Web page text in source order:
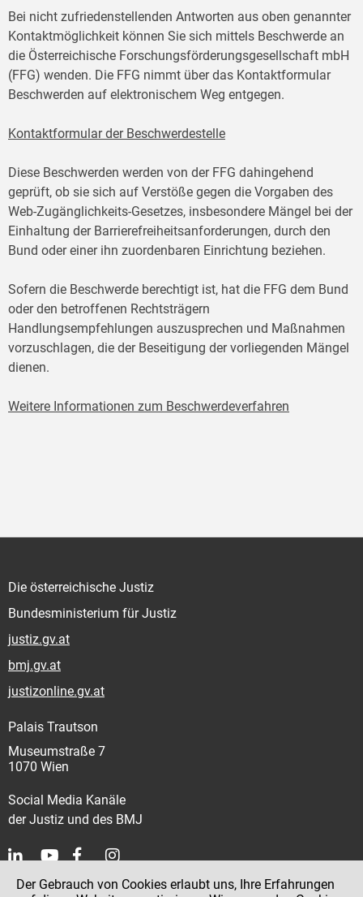
Bei nicht zufriedenstellenden Antworten aus oben genannter
Kontaktmöglichkeit können Sie sich mittels Beschwerde an
die Österreichische Forschungsförderungsgesellschaft mbH
(FFG) wenden. Die FFG nimmt über das Kontaktformular
Beschwerden auf elektronischem Weg entgegen.
Kontaktformular der Beschwerdestelle
Diese Beschwerden werden von der FFG dahingehend
geprüft, ob sie sich auf Verstöße gegen die Vorgaben des
Web-Zugänglichkeits-Gesetzes, insbesondere Mängel bei der
Einhaltung der Barrierefreiheitsanforderungen, durch den
Bund oder einer ihn zuordenbaren Einrichtung beziehen.
Sofern die Beschwerde berechtigt ist, hat die FFG dem Bund
oder den betroffenen Rechtsträgern
Handlungsempfehlungen auszusprechen und Maßnahmen
vorzuschlagen, die der Beseitigung der vorliegenden Mängel
dienen.
Weitere Informationen zum Beschwerdeverfahren
Die österreichische Justiz
Bundesministerium für Justiz
justiz.gv.at
bmj.gv.at
justizonline.gv.at
Palais Trautson
Museumstraße 7
1070 Wien
Social Media Kanäle
der Justiz und des BMJ
Kontakt
Der Gebrauch von Cookies erlaubt uns, Ihre Erfahrungen